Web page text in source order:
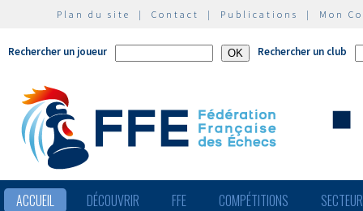
Plan du site | Contact | Publications | Mon
Rechercher un joueur Rechercher un club
ACCUEIL DÉCOUVRIR FFE COMPÉTITIONS